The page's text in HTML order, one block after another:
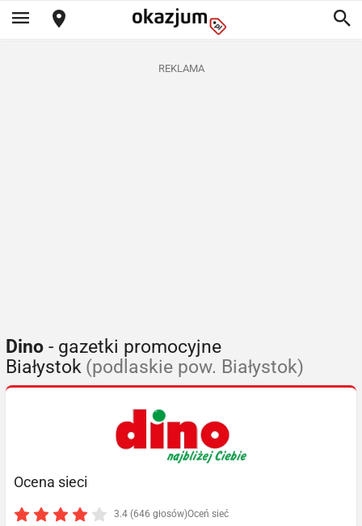
REKLAMA
Dino - gazetki promocyjne
Białystok (podlaskie pow. Białystok)
Ocena sieci
3.4 (646 głosów)Oceń sieć